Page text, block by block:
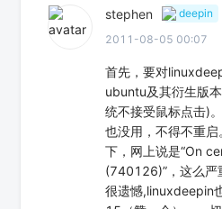
stephen
deepin
2011-08-05 00:07
首先，要对
ubuntu及其衍生版
统不接受鼠标点击)
也没用，不得不重
下，网上说是“On
(740126)”，这么严
很遗憾,linuxdeepin